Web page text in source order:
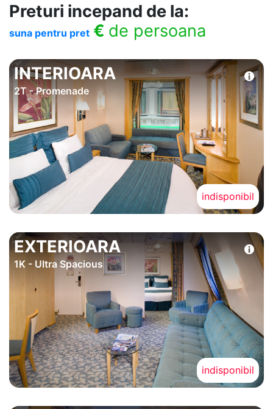
Preturi incepand de la:
suna pentru pret € de persoana
INTERIOARA
2T - Promenade
indisponibil
EXTERIOARA
1K - Ultra Spacious
indisponibil